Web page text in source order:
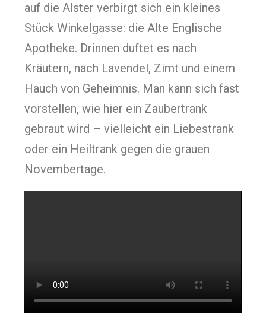
auf die Alster verbirgt sich ein kleines
Stück Winkelgasse: die Alte Englische
Apotheke. Drinnen duftet es nach
Kräutern, nach Lavendel, Zimt und einem
Hauch von Geheimnis. Man kann sich fast
vorstellen, wie hier ein Zaubertrank
gebraut wird – vielleicht ein Liebestrank
oder ein Heiltrank gegen die grauen
Novembertage.